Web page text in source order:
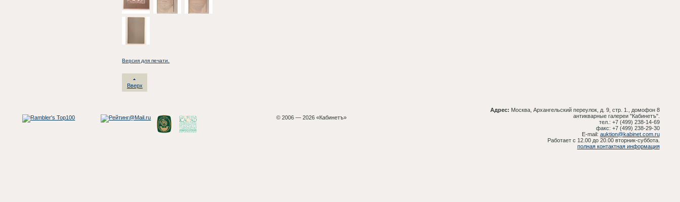
Версия для печати.
Вверх
Адрес: Москва, Архангельский переулок, д. 9, стр. 1., домофон 8
антикварные галереи "Кабинетъ".
тел.: +7 (499) 238-14-69
факс: +7 (499) 238-29-30
E-mail: auktion@kabinet.com.ru
Работает с 12.00 до 20.00 вторник-суббота.
полная контактная информация
© 2006 — 2026 «Кабинетъ»